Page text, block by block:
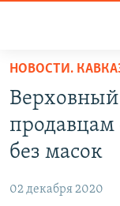
доступа
основному
Вернутся
ПОДКАСТЫ
АВТОРСКИЕ
МНЕНИЯ
НОВОСТИ.
продавцам
без масок
02 декабря 2020